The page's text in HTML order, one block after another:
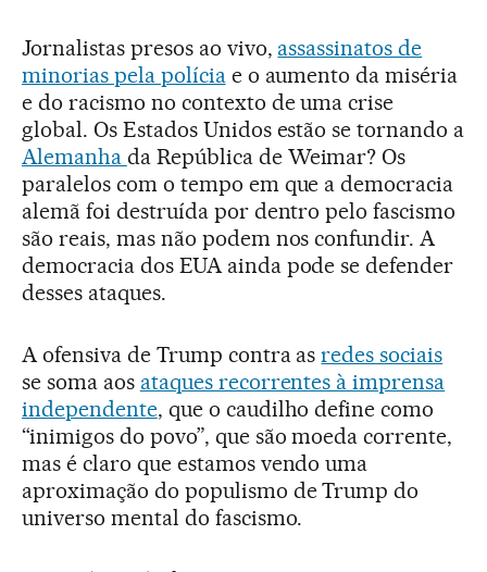
Jornalistas presos ao vivo, assassinatos de
minorias pela políciae o aumento da miséria
e do racismo no contexto de uma crise
global. Os Estados Unidos estão se tornando a
Alemanha da República de Weimar? Os
paralelos com o tempo em que a democracia
alemã foi destruída por dentro pelo fascismo
são reais, mas não podem nos confundir. A
democracia dos EUA ainda pode se defender
desses ataques.
A ofensiva de Trump contra asredes sociais
se soma aos ataques recorrentes à imprensa
independente, que o caudilho define como
“inimigos do povo”, que são moeda corrente,
mas é claro que estamos vendo uma
aproximação do populismo de Trump do
universo mental do fascismo.